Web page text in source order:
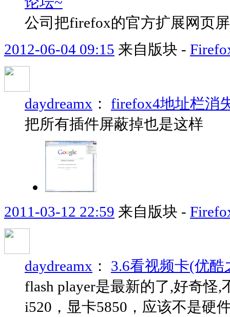
公司把firefox的官方扩展网页
2012-06-04 09:15 来自版块 -
daydreamx ： firefox4地址栏消
把所有插件屏蔽掉也是这样
2011-03-12 22:59 来自版块 -
daydreamx ： 3.6看视频卡(优酷
flash player是最新的了,好奇怪
i520，显卡5850，应该不是硬